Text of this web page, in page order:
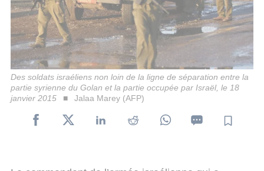
Des soldats israéliens non loin de la ligne de séparation entre la
partie syrienne du Golan et la partie occupée par Israël, le 18
janvier 2015
Jalaa Marey (AFP)